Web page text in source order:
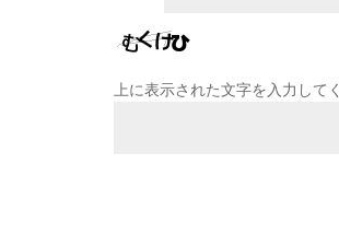
上に表示された文字を入力して